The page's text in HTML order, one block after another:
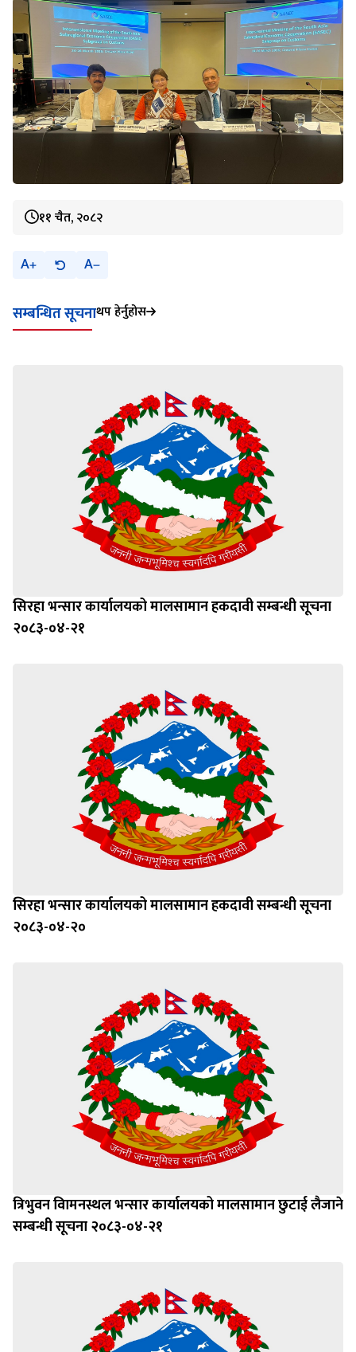
११ चैत, २०८२
A A
सम्बन्धित सूचनाथप हेर्नुहोस
सिरहा भन्सार कार्यालयको मालसामान हकदावी सम्बन्धी सूचना
२०८३-०४-२१
सिरहा भन्सार कार्यालयको मालसामान हकदावी सम्बन्धी सूचना
२०८३-०४-२०
त्रिभुवन विामनस्थल भन्सार कार्यालयको मालसामान छुटाई लैजाने
सम्बन्धी सूचना २०८३-०४-२१